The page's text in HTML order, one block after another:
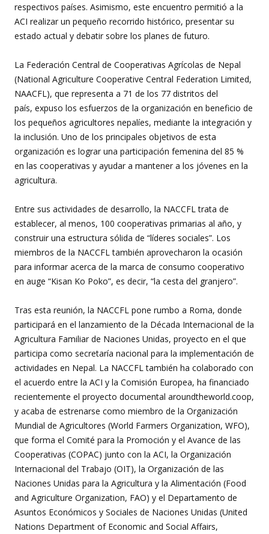
respectivos países. Asimismo, este encuentro permitió a la
ACI realizar un pequeño recorrido histórico, presentar su
estado actual y debatir sobre los planes de futuro.
La Federación Central de Cooperativas Agrícolas de Nepal
(National Agriculture Cooperative Central Federation Limited,
NAACFL), que representa a 71 de los 77 distritos del
país, expuso los esfuerzos de la organización en beneficio de
los pequeños agricultores nepalíes, mediante la integración y
la inclusión. Uno de los principales objetivos de esta
organización es lograr una participación femenina del 85 %
en las cooperativas y ayudar a mantener a los jóvenes en la
agricultura.
Entre sus actividades de desarrollo, la NACCFL trata de
establecer, al menos, 100 cooperativas primarias al año, y
construir una estructura sólida de “líderes sociales”. Los
miembros de la NACCFL también aprovecharon la ocasión
para informar acerca de la marca de consumo cooperativo
en auge “Kisan Ko Poko”, es decir, “la cesta del granjero”.
Tras esta reunión, la NACCFL pone rumbo a Roma, donde
participará en el lanzamiento de la Década Internacional de la
Agricultura Familiar de Naciones Unidas, proyecto en el que
participa como secretaría nacional para la implementación de
actividades en Nepal. La NACCFL también ha colaborado con
el acuerdo entre la ACI y la Comisión Europea, ha financiado
recientemente el proyecto documental aroundtheworld.coop,
y acaba de estrenarse como miembro de la Organización
Mundial de Agricultores (World Farmers Organization, WFO),
que forma el Comité para la Promoción y el Avance de las
Cooperativas (COPAC) junto con la ACI, la Organización
Internacional del Trabajo (OIT), la Organización de las
Naciones Unidas para la Agricultura y la Alimentación (Food
and Agriculture Organization, FAO) y el Departamento de
Asuntos Económicos y Sociales de Naciones Unidas (United
Nations Department of Economic and Social Affairs,